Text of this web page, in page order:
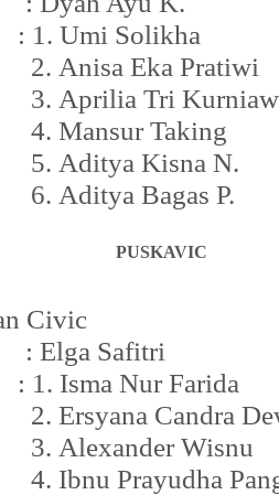
Umi Solikha
Anisa Eka Pratiwi
Aprilia Tri
Mansur Taking
Aditya Kisna N.
Aditya Bagas P.
PUSKAVIC
Civic
Elga Safitri
Isma Nur Farida
Ersyana Candra
Alexander Wisnu
Ibnu Prayudha